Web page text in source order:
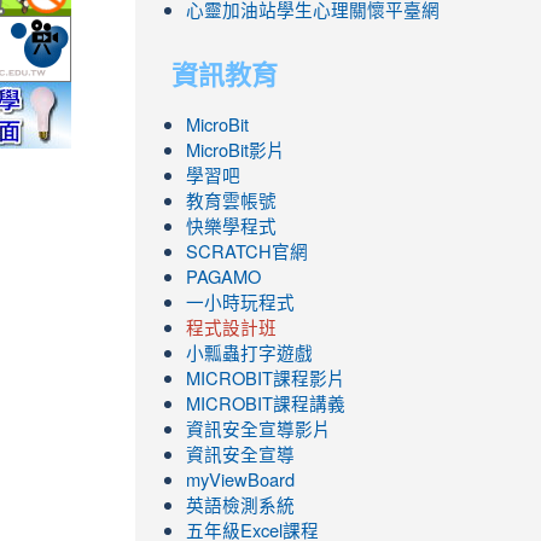
school_index.aspx?
cooler/default.aspx
green-http://mod.tyc.edu.tw/
app/news-
link
to
https://exam.tcte.edu.tw/tbt_html/
https://reurl.cc/GmMWYG
https://reurl.cc/pgQORQ
https://airtw.epa.gov.tw/
https://168.motc.gov.tw/theme/safemonth/
心靈加油站學生心理關懷平臺網
資訊教育
MicroBit
MicroBit影片
學習吧
教育雲帳號
快樂學程式
SCRATCH官網
PAGAMO
一小時玩程式
程式設計班
小瓢蟲打字遊戲
link
to
https://www.youtube.com/channel/
ZBGmXwlbUndNA/videos?
view=0&sort=dd&shelf_id=0
MICROBIT課程影片
link
to
https://www.youtube.com/channel/
ZBGmXwlbUndNA/videos?
view=0&sort=dd&shelf_id=0
MICROBIT課程講義
資訊安全宣導影片
資訊安全宣導
myViewBoard
英語檢測系統
五年級Excel課程